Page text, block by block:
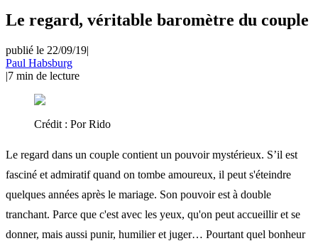
Le regard, véritable baromètre du couple
publié le 22/09/19|
Paul Habsburg
|7 min de lecture
Crédit : Por Rido
Le regard dans un couple contient un pouvoir mystérieux. S’il est
fasciné et admiratif quand on tombe amoureux, il peut s'éteindre
quelques années après le mariage. Son pouvoir est à double
tranchant. Parce que c'est avec les yeux, qu'on peut accueillir et se
donner, mais aussi punir, humilier et juger… Pourtant quel bonheur